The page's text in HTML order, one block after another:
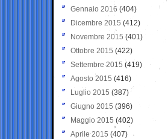
Gennaio 2016 (404)
Dicembre 2015 (412)
Novembre 2015 (401)
Ottobre 2015 (422)
Settembre 2015 (419)
Agosto 2015 (416)
Luglio 2015 (387)
Giugno 2015 (396)
Maggio 2015 (402)
Aprile 2015 (407)